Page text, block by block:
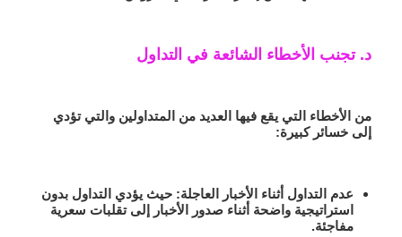
د. تجنب الأخطاء الشائعة في التداول
من الأخطاء التي يقع فيها العديد من المتداولين والتي تؤدي
إلى خسائر كبيرة:
عدم التداول أثناء الأخبار العاجلة: حيث يؤدي التداول بدون
استراتيجية واضحة أثناء صدور الأخبار إلى تقلبات سعرية
مفاجئة.